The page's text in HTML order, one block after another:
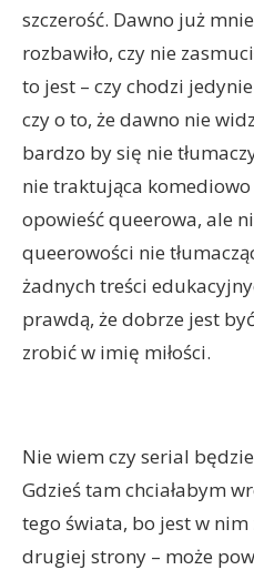
szczerość. Dawno już
rozbawiło, czy nie
to jest – czy chodzi
czy o to, że dawno nie
bardzo by się nie
nie traktująca
opowieść queerowa, ale
queerowości nie
żadnych treści
prawdą, że dobrze jest
zrobić w imię miłości.
Nie wiem czy serial
Gdzieś tam chciałabym
tego świata, bo jest w
drugiej strony – może